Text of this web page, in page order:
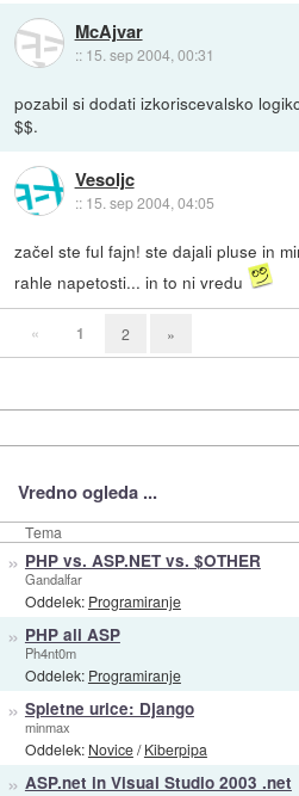
McAjvar
:: 15. sep 2004, 00:31
pozabil si dodati izkoriscevalsko
$$.
Vesoljc
:: 15. sep 2004, 04:05
začel ste ful fajn! ste dajali pluse in
rahle napetosti... in to ni vredu
« 1 2 »
Vredno ogleda ...
Tema
» PHP vs. ASP.NET vs. $OTHER
Gandalfar
Oddelek: Programiranje
» PHP ali ASP
Ph4nt0m
Oddelek: Programiranje
» Spletne urice: Django
minmax
Oddelek: Novice/Kiberpipa
» ASP.net in Visual Studio 2003 .net